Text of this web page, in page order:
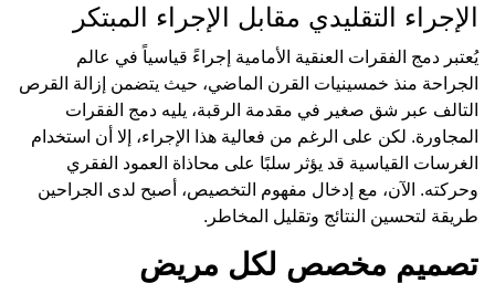
الإجراء التقليدي مقابل الإجراء المبتكر
يُعتبر دمج الفقرات العنقية الأمامية إجراءً قياسياً في عالم
الجراحة منذ خمسينيات القرن الماضي، حيث يتضمن إزالة القرص
التالف عبر شق صغير في مقدمة الرقبة، يليه دمج الفقرات
المجاورة. لكن على الرغم من فعالية هذا الإجراء، إلا أن استخدام
الغرسات القياسية قد يؤثر سلبًا على محاذاة العمود الفقري
وحركته. الآن، مع إدخال مفهوم التخصيص، أصبح لدى الجراحين
طريقة لتحسين النتائج وتقليل المخاطر.
تصميم مخصص لكل مريض